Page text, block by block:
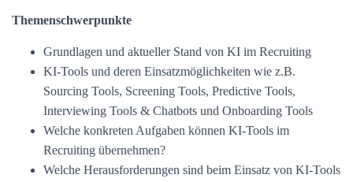
Themenschwerpunkte
Grundlagen und aktueller Stand von KI im Recruiting
KI-Tools und deren Einsatzmöglichkeiten wie z.B.
Sourcing Tools, Screening Tools, Predictive Tools,
Interviewing Tools & Chatbots und Onboarding Tools
Welche konkreten Aufgaben können KI-Tools im
Recruiting übernehmen?
Welche Herausforderungen sind beim Einsatz von KI-Tools